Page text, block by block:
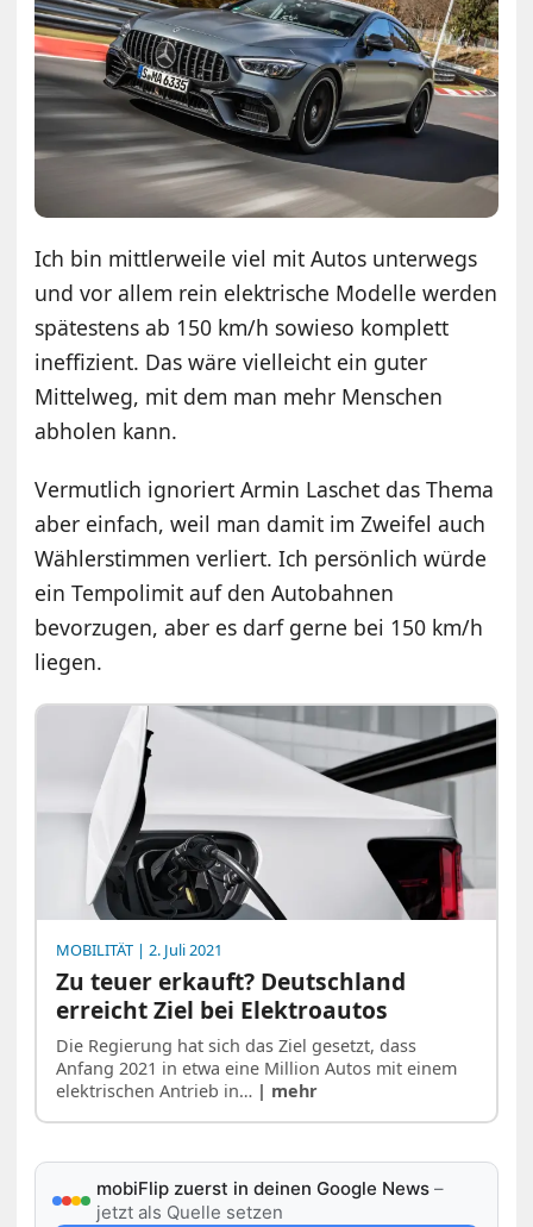
Ich bin mittlerweile viel mit Autos unterwegs
und vor allem rein elektrische Modelle werden
spätestens ab 150 km/h sowieso komplett
ineffizient. Das wäre vielleicht ein guter
Mittelweg, mit dem man mehr Menschen
abholen kann.
Vermutlich ignoriert Armin Laschet das Thema
aber einfach, weil man damit im Zweifel auch
Wählerstimmen verliert. Ich persönlich würde
ein Tempolimit auf den Autobahnen
bevorzugen, aber es darf gerne bei 150 km/h
liegen.
MOBILITÄT | 2. Juli 2021
Zu teuer erkauft? Deutschland
erreicht Ziel bei Elektroautos
Die Regierung hat sich das Ziel gesetzt, dass
Anfang 2021 in etwa eine Million Autos mit einem
elektrischen Antrieb in… | mehr
mobiFlip zuerst in deinen Google News –
jetzt als Quelle setzen